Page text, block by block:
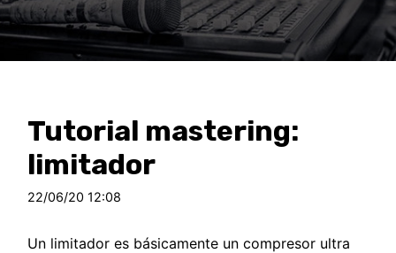
Tutorial mastering:
limitador
22/06/20 12:08
Un limitador es básicamente un compresor ultra